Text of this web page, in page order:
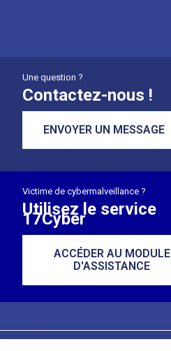
Une question ?
Contactez-nous !
ENVOYER UN MESSAGE
Victime de cybermalveillance ?
Utilisez le service
17Cyber
ACCÉDER AU MODULE
D'ASSISTANCE